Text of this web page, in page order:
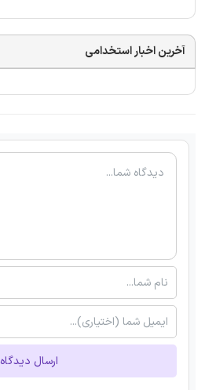
آخرین اخبار استخدامی
ارسال دیدگاه